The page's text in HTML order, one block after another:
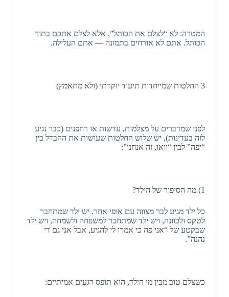
המטרה: לא “לצלם את הכותל”, אלא לצלם אתכם בתוך
הכותל. אתם לא אורחים בתמונה — אתם העלילה.
3 החלטות שמייחדות תיעוד יוקרתי (ולא מתאמץ)
לפני שמדברים על מצלמות, עדשות או רחפנים (כבר נגיע
לזה בעדינות), יש שלוש החלטות שעושות את ההבדל בין
“יפה” לבין “וואו, זה אנחנו”:
1) מה הסיפור של הילד?
כל ילד מגיע לבר מצווה עם אופי אחר. יש ילד שמתחבר
לטקס ולכוונה, ויש ילד שמתחבר למשפחה ולשמחה, ויש ילד
שבקטע של “אני פה כי אמרו לי להגיע, אבל אני גם די
נהנה”.
כשצלם טוב מבין מי הילד, הוא תופס רגעים אמיתיים: